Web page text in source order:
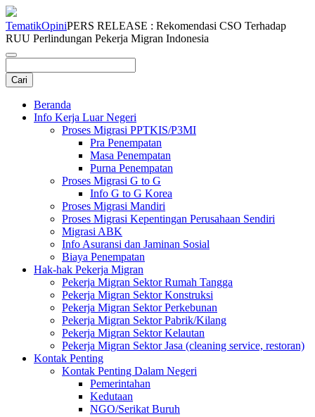
TematikOpiniPERS RELEASE : Rekomendasi CSO Terhadap
RUU Perlindungan Pekerja Migran Indonesia
Beranda
Info Kerja Luar Negeri
Proses Migrasi PPTKIS/P3MI
Pra Penempatan
Masa Penempatan
Purna Penempatan
Proses Migrasi G to G
Info G to G Korea
Proses Migrasi Mandiri
Proses Migrasi Kepentingan Perusahaan Sendiri
Migrasi ABK
Info Asuransi dan Jaminan Sosial
Biaya Penempatan
Hak-hak Pekerja Migran
Pekerja Migran Sektor Rumah Tangga
Pekerja Migran Sektor Konstruksi
Pekerja Migran Sektor Perkebunan
Pekerja Migran Sektor Pabrik/Kilang
Pekerja Migran Sektor Kelautan
Pekerja Migran Sektor Jasa (cleaning service, restoran)
Kontak Penting
Kontak Penting Dalam Negeri
Pemerintahan
Kedutaan
NGO/Serikat Buruh